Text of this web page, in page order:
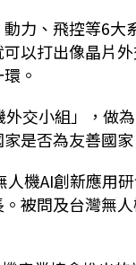
力、飛控等6
以打出像晶片
。
交小組」，做
是否為友善國
機AI創新應用
被問及台灣無